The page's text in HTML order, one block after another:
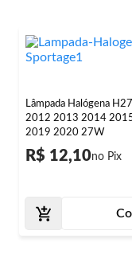
Lâmpada Halógena
2012 2013 2014
2019 2020 27W
R$ 12,10